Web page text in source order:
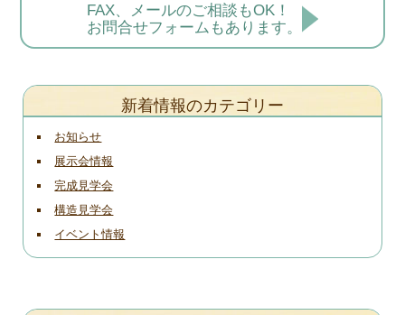
FAX、メールのご相談もOK！
お問合せフォームもあります。
新着情報のカテゴリー
お知らせ
展示会情報
完成見学会
構造見学会
イベント情報